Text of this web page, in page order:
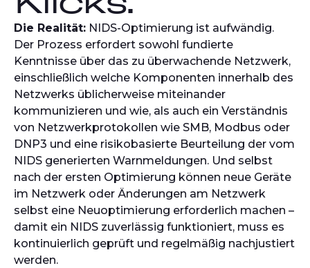
Die Realität: NIDS-Optimierung ist aufwändig.
Der Prozess erfordert sowohl fundierte
Kenntnisse über das zu überwachende Netzwerk,
einschließlich welche Komponenten innerhalb des
Netzwerks üblicherweise miteinander
kommunizieren und wie, als auch ein Verständnis
von Netzwerkprotokollen wie SMB, Modbus oder
DNP3 und eine risikobasierte Beurteilung der vom
NIDS generierten Warnmeldungen. Und selbst
nach der ersten Optimierung können neue Geräte
im Netzwerk oder Änderungen am Netzwerk
selbst eine Neuoptimierung erforderlich machen –
damit ein NIDS zuverlässig funktioniert, muss es
kontinuierlich geprüft und regelmäßig nachjustiert
werden.